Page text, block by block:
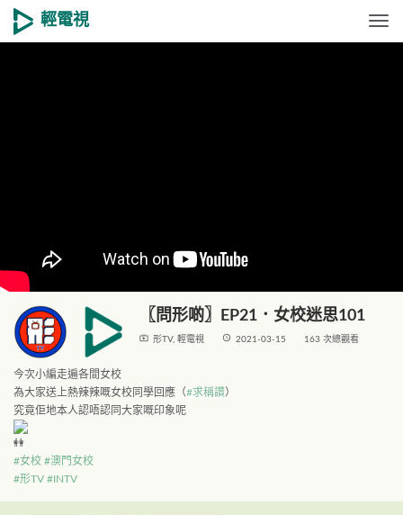
輕電視
〖問形啲〗EP21．女校迷思101
live_tv 形TV, 輕電視 access_time 2021-03-15 163 次總觀看
今次小編走遍各間女校
為大家送上熱辣辣嘅女校同學回應（#求稱讚）
究竟佢地本人認唔認同大家嘅印象呢
#女校 #澳門女校
#形TV #INTV